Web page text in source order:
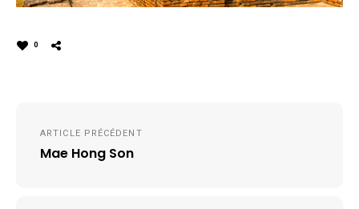
0
ARTICLE PRÉCÉDENT
Mae Hong Son